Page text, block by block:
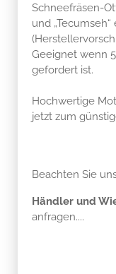
Schneefräsen-
und
Geeignet wenn
gefordert ist.
Hochwertige
jetzt zum
Beachten Sie
Händler und
anfragen....